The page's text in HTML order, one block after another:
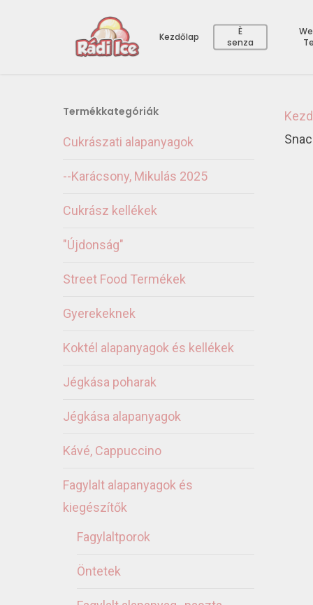
Kezdőlap
È
senza
Termékkategóriák
Cukrászati alapanyagok
--Karácsony, Mikulás 2025
Cukrász kellékek
"Újdonság"
Street Food Termékek
Gyerekeknek
Koktél alapanyagok és kellékek
Jégkása poharak
Jégkása alapanyagok
Kávé, Cappuccino
Fagylalt alapanyagok és
kiegészítők
Fagylaltporok
Öntetek